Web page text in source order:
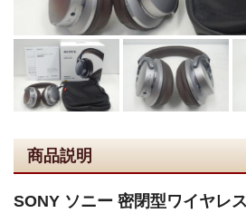
商品説明
SONY ソニー 密閉型ワイヤレ